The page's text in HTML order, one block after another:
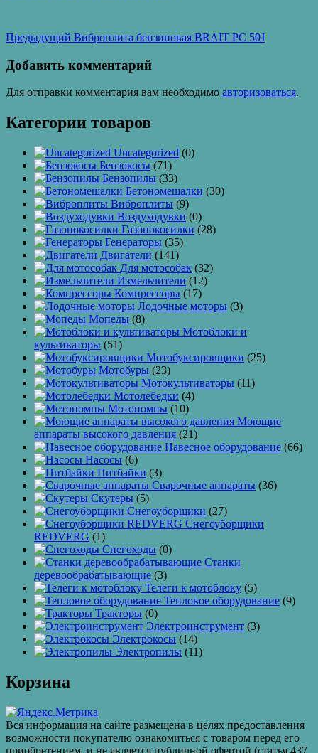
Навигация
по
записям
Предыдущий Предыдущая
Виброплита бензиновая BRAIT PC 50J
Добавить комментарий
Для отправки комментария вам необходимо авторизоваться.
Категории товаров
Uncategorized (0)
Бензокосы (71)
Бензопилы (33)
Бетономешалки (30)
Виброплиты (9)
Воздуходувки (0)
Газонокосилки (28)
Генераторы (35)
Двигатели (141)
Для мотособак (32)
Измельчители (12)
Компрессоры (17)
Лодочные моторы (3)
Мопеды (8)
Мотоблоки и
культиваторы (51)
Мотобуксировщики (25)
Мотобуры (23)
Мотокультиваторы (11)
Мотолебедки (4)
Мотопомпы (10)
Моющие
аппараты высокого давления (21)
Навесное оборудование (66)
Насосы (6)
Питбайки (3)
Сварочные аппараты (36)
Скутеры (5)
Снегоуборщики (27)
Снегоуборщики
REDVERG (1)
Снегоходы (0)
Станки
деревообрабатывающие (3)
Телеги к мотоблоку (5)
Тепловое оборудование (9)
Тракторы (0)
Электроинструмент (3)
Электрокосы (14)
Электропилы (11)
Корзина
Вся информация на сайте размещена в целях предоставления
возможности покупателю ознакомиться с товаром перед его
приобретением, и не является публичной офертой (статья 437